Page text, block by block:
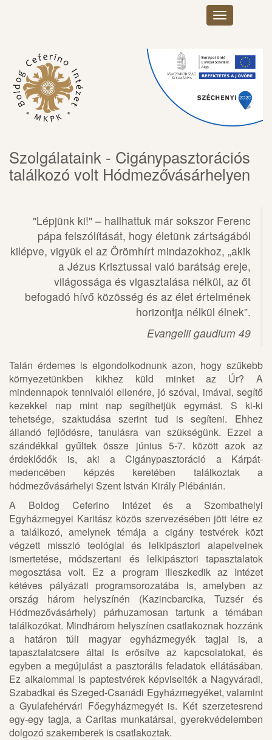
Toggle
navigation
Szolgálataink - Cigánypasztorációs
találkozó volt Hódmezővásárhelyen
"Lépjünk ki!" – hallhattuk már sokszor Ferenc
pápa felszólítását, hogy életünk zártságából
kilépve, vigyük el az Örömhírt mindazokhoz, „akik
a Jézus Krisztussal való barátság ereje,
világossága és vigasztalása nélkül, az őt
befogadó hívő közösség és az élet értelmének
horizontja nélkül élnek”.
Evangelii gaudium 49
Talán érdemes is elgondolkodnunk azon, hogy szűkebb
környezetünkben kikhez küld minket az Úr? A
mindennapok tennivalói ellenére, jó szóval, imával, segítő
kezekkel nap mint nap segíthetjük egymást. S ki-ki
tehetsége, szaktudása szerint tud is segíteni. Ehhez
állandó fejlődésre, tanulásra van szükségünk. Ezzel a
szándékkal gyűltek össze június 5-7. között azok az
érdeklődők is, aki a Cigánypasztoráció a Kárpát-
medencében képzés keretében találkoztak a
hódmezővásárhelyi Szent István Király Plébánián.
A Boldog Ceferino Intézet és a Szombathelyi
Egyházmegyei Karitász közös szervezésében jött létre ez
a találkozó, amelynek témája a cigány testvérek közt
végzett misszió teológiai és lelkipásztori alapelveinek
ismertetése, módszertani és lelkipásztori tapasztalatok
megosztása volt. Ez a program illeszkedik az Intézet
kétéves pályázati programsorozatába is, amelyben az
ország három helyszínén (Kazincbarcika, Tuzsér és
Hódmezővásárhely) párhuzamosan tartunk a témában
találkozókat. Mindhárom helyszínen csatlakoznak hozzánk
a határon túli magyar egyházmegyék tagjai is, a
tapasztalatcsere által is erősítve az kapcsolatokat, és
egyben a megújulást a pasztorális feladatok ellátásában.
Ez alkalommal is paptestvérek képviselték a Nagyváradi,
Szabadkai és Szeged-Csanádi Egyházmegyéket, valamint
a Gyulafehérvári Főegyházmegyét is. Két szerzetesrend
egy-egy tagja, a Caritas munkatársai, gyerekvédelemben
dolgozó szakemberek is csatlakoztak.
×